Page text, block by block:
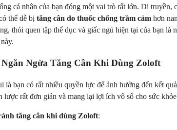
cá nhân của bạn đóng một vai trò rất lớn. Di
thể dễ bị tăng cân do thuốc chống trầm cảm hơn
thói quen tập thể dục và giấc ngủ hiện tại của bạn
Ngừa Tăng Cân Khi Dùng Zoloft
là bạn có rất nhiều quyền lực để ảnh hưởng đến kết
lược rất đơn giản và mang lại lợi ích vô số cho sức
tăng cân khi dùng Zoloft: